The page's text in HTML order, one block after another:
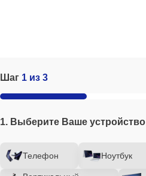
Шаг 1 из 3
1. Выберите Ваше устройство
Телефон Ноутбук